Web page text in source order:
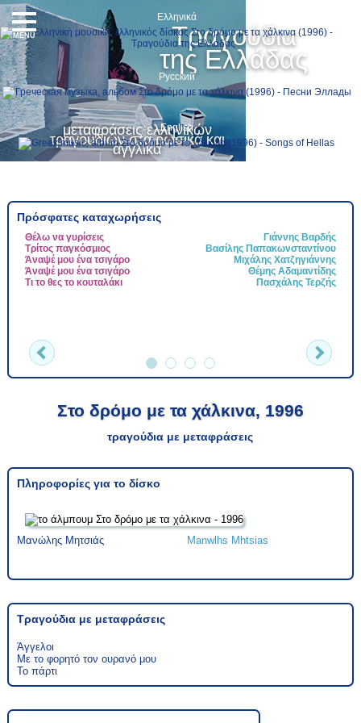
Τραγούδια
της Ελλάδας
μεταφράσεις ελληνικών
τραγουδιών στα ρωσικά και
αγγλικά
Ελληνικά
Русский
English
MENU
Πρόσφατες καταχωρήσεις
Θέλω να γυρίσεις
Γιάννης Βαρδής
Τρίτος παγκόσμιος
Βασίλης Παπακωνσταντίνου
Άναψέ μου ένα τσιγάρο
Μιχάλης Χατζηγιάννης
Άναψέ μου ένα τσιγάρο
Θέμης Αδαμαντίδης
Τι το θες το κουταλάκι
Πασχάλης Τερζής
Στο δρόμο με τα χάλκινα, 1996
τραγούδια με μεταφράσεις
Πληροφορίες για το δίσκο
Μανώλης Μητσιάς Manwlhs Mhtsias
Τραγούδια με μεταφράσεις
Άγγελοι
Με το φορητό τον ουρανό μου
Το πάρτι